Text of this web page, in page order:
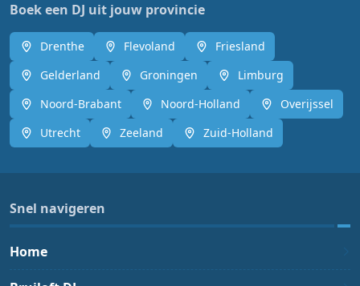
Boek een DJ uit jouw provincie
Drenthe Flevoland
Friesland
Gelderland
Groningen
Limburg
Noord-Brabant
Noord-Holland
Overijssel
Utrecht
Zeeland Zuid-Holland
Snel navigeren
Home